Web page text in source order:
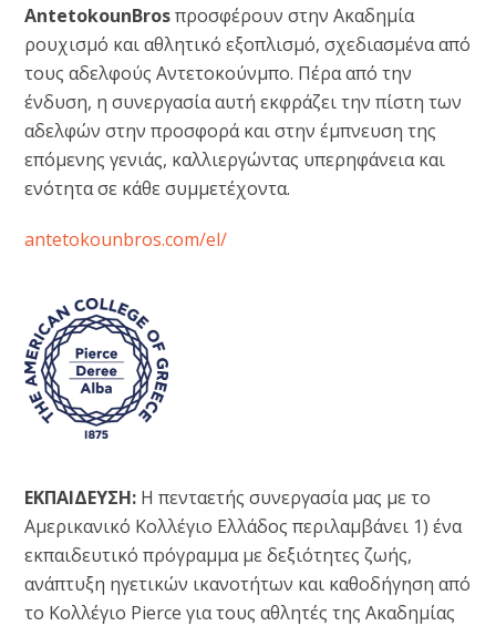
AntetokounBrosπροσφέρουν στην Ακαδημία
ρουχισμό και αθλητικό εξοπλισμό, σχεδιασμένα από
τους αδελφούς Αντετοκούνμπο. Πέρα από την
ένδυση, η συνεργασία αυτή εκφράζει την πίστη των
αδελφών στην προσφορά και στην έμπνευση της
επόμενης γενιάς, καλλιεργώντας υπερηφάνεια και
ενότητα σε κάθε συμμετέχοντα.
antetokounbros.com/el/
ΕΚΠΑΙΔΕΥΣΗ: Η πενταετής συνεργασία μας με το
Αμερικανικό Κολλέγιο Ελλάδος περιλαμβάνει 1) ένα
εκπαιδευτικό πρόγραμμα με δεξιότητες ζωής,
ανάπτυξη ηγετικών ικανοτήτων και καθοδήγηση από
το Κολλέγιο Pierce για τους αθλητές της Ακαδημίας